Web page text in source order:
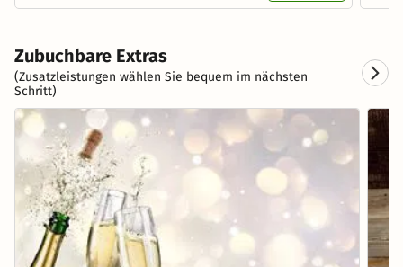
Zubuchbare Extras
(Zusatzleistungen wählen Sie bequem im nächsten
Schritt)